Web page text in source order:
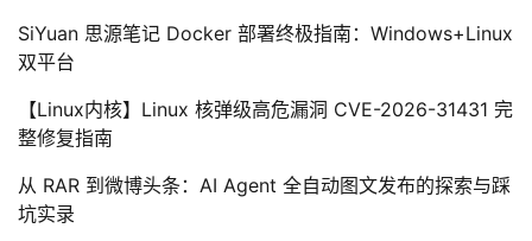
SiYuan 思源笔记 Docker 部署终极指南：Windows+Linux
双平台
【Linux内核】Linux 核弹级高危漏洞 CVE-2026-31431 完
整修复指南
从 RAR 到微博头条：AI Agent 全自动图文发布的探索与踩
坑实录